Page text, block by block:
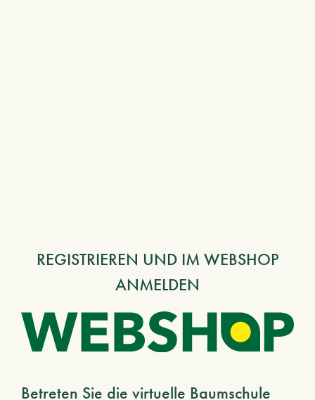
REGISTRIEREN UND IM WEBSHOP
ANMELDEN
Betreten Sie die virtuelle Baumschule